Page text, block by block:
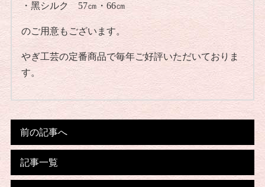
・黑シルク 57㎝・66㎝
のご用意もございます。
やぎ工芸の定番商品で毎年ご好評いただいておりま
す。
前の記事へ
記事一覧